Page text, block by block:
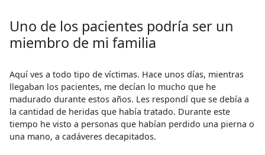
Uno de los pacientes podría ser un
miembro de mi familia
Aquí ves a todo tipo de víctimas. Hace unos días, mientras
llegaban los pacientes, me decían lo mucho que he
madurado durante estos años. Les respondí que se debía a
la cantidad de heridas que había tratado. Durante este
tiempo he visto a personas que habían perdido una pierna o
una mano, a cadáveres decapitados.